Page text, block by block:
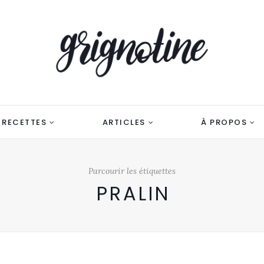
RECETTES ARTICLES À PROPOS
Parcourir les étiquettes
PRALIN